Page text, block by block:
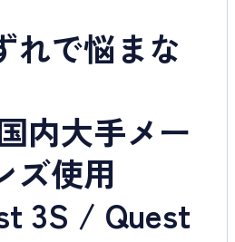
れで悩まな
内大手メー
ズ使用
3S / Quest